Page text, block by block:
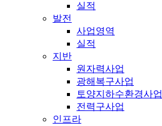
실적
발전
사업영역
실적
지반
원자력사업
광해복구사업
토양지하수환경사업
전력구사업
인프라